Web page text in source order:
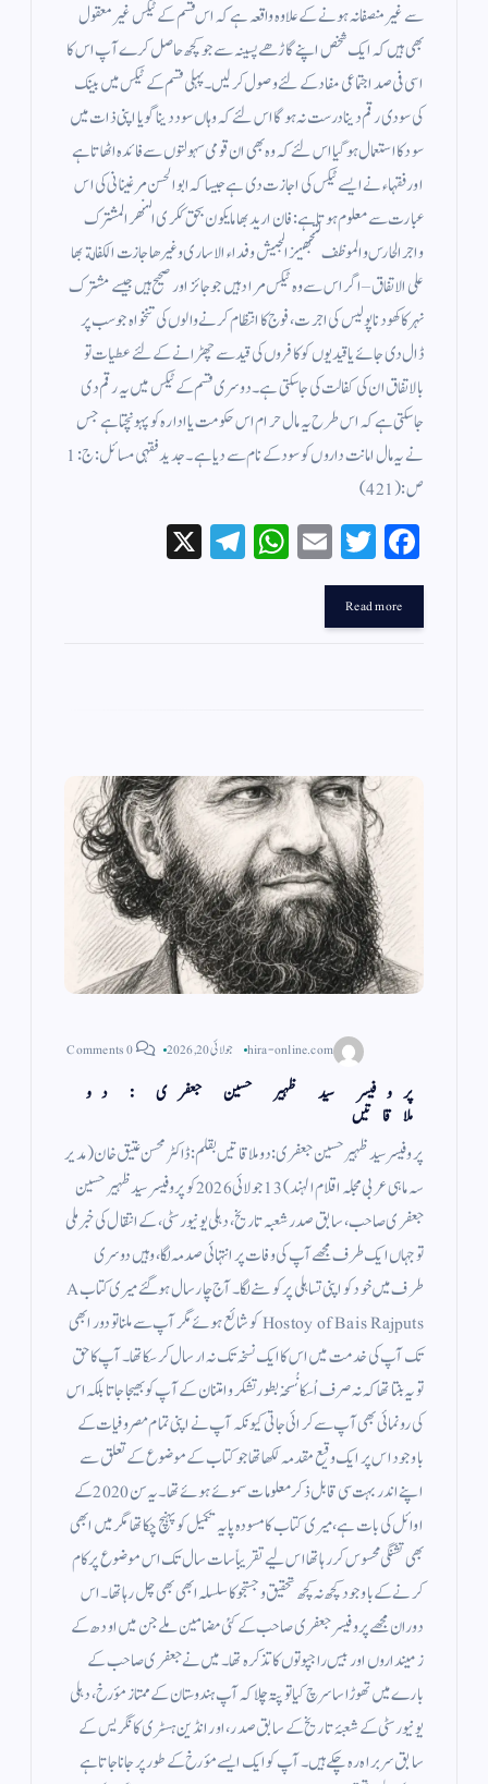
سے غیر منصفانہ ہونے کے علاوہ واقعہ ہے کہ اس قسم کے ٹیکس غیر معقول
بھی ہیں کہ ایک شخص اپنے گاڑھے پسینہ سے جو کچھ حاصل کرے آپ اس کا
اسی فی صد اجتماعی مفاد کے لئے وصول کر لیں۔ پہلی قسم کے ٹیکس میں بینک
کی سودی رقم دینا درست نہ ہو گا اس لئے کہ وہاں سود دینا گویا اپنی ذات میں
سود کا استعمال ہوگیا اس لئے کہ وہ بھی ان قومی سہولتوں سے فائدہ اٹھاتا ہے
اور فقہاء نے ایسے ٹیکس کی اجازت دی ہے جیسا کہ ابوالحسن مرغینانی کی اس
عبارت سے معلوم ہوتا ہے : فان اريد بها ما يكون بحق ككرى النهر المشترك
واجر الحارس والموظف لتجهيز الجيش وفداء الاسارى وغيرها جازت الكفالة بها
على الاتفاق – اگر اس سے وہ ٹیکس مراد ہیں جو جائز اور صحیح ہیں جیسے مشترک
نہر کا کھودنا پولیس کی اجرت ، فوج کا انتظام کرنے والوں کی تنخواہ جو سب پر
ڈال دی جائے یا قیدیوں کو کافروں کی قید سے چھڑانے کے لئے عطیات تو
بالاتفاق ان کی کفالت کی جا سکتی ہے ۔ دوسری قسم کے ٹیکس میں یہ رقم دی
جاسکتی ہے کہ اس طرح یہ مال حرام اس حکومت یا ادارہ کو پہونچتا ہے جس
نے یہ مال امانت داروں کو سود کے نام سے دیا ہے ۔ جدید فقہی مسائل : ج : 1
ص: (421 )
Fa
ce
bo
ok
T
wi
r
E
m
W
ha
Te
le
Read more
hira-online.com جولائی 20, 2026
پروفیسر سید ظہیر حسین جعفری : دو
ملاقاتیں
پروفیسر سید ظہیر حسین جعفری: دو ملاقاتیں بقلم: ڈاکٹر محسن عتیق خان (مدیر
سہ ماہی عربی مجلہ اقلام الہند) 13 جولائی 2026 کو پروفیسر سید ظہیر حسین
جعفری صاحب، سابق صدر شعبہ تاریخ، دہلی یونیورسٹی، کے انتقال کی خبر ملی
تو جہاں ایک طرف مجھے آپ کی وفات پر انتہائی صدمہ لگا، وہیں دوسری
طرف میں خود کو اپنی تساہلی پر کوسنے لگا۔ آج چار سال ہو گئے میری کتاب A
Hostoy of Bais Rajputs کو شائع ہوئے مگر آپ سے ملنا تو دور ابھی
تک آپ کی خدمت میں اس کا ایک نسخہ تک نہ ارسال کر سکا تھا۔ آپ کا حق
تو یہ بنتا تھا کہ نہ صرف اُسکا نُسخہ بطور تشکر و امتنان کے آپ کو بھیجا جاتا بلکہ اس
کی رونمائی بھی آپ سے کرائی جاتی کیونکہ آپ نے اپنی تمام مصروفیات کے
باوجود اس پر ایک وقیع مقدمہ لکھا تھا جو کتاب کے موضوع کے تعلق سے
اپنے اندر بہت سی قابل ذکر معلومات سموئے ہوئے تھا۔ یہ سن 2020 کے
اوائل کی بات ہے، میری کتاب کا مسودہ پایہ تکمیل کو پہنچ چکا تھا مگر میں ابھی
بھی تشنگی محسوس کر رہا تھا اس لیے تقریباً سات سال تک اس موضوع پر کام
کرنے کے باوجود کچھ نہ کچھ تحقیق و جستجو کا سلسلہ ابھی بھی چل رہا تھا۔ اس
دوران مجھے پروفیسر جعفری صاحب کے کئی مضامين ملے جن میں اودھ کے
زمینداروں اور بیس راجپوتوں کا تذکرہ تھا۔ میں نے جعفری صاحب کے
بارے میں تھوڑا سا سرچ کیا تو پتہ چلا کہ آپ ہندوستان کے ممتاز مؤرخ، دہلی
یونیورسٹی کے شعبۂ تاریخ کے سابق صدر، اور انڈین ہسٹری کانگریس کے
سابق سربراہ رہ چکے ہیں۔ آپ کو ایک ایسے مؤرخ کے طور پر جانا جاتا ہے